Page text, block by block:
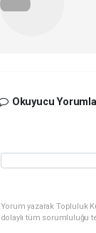
Okuyucu
Yorum yazarak Topluluk
dolaylı tüm sorumluluğu